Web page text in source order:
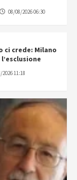
08/08/2026 06:30
ci crede: Milano
2026 11:18